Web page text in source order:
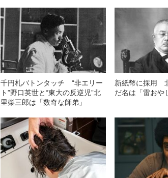
千円札バトンタッチ “非エリー
ト”野口英世と“東大の反逆児”北
里柴三郎は「数奇な師弟」
新紙幣に採用
だ名は「雷おや